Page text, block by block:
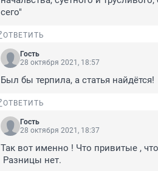
сего"
ОТВЕТИТЬ
Гость
28 октября 2021, 18:57
Был бы терпила, а статья найдётся!
ОТВЕТИТЬ
Гость
28 октября 2021, 18:37
Так вот именно ! Что привитые ,
Разницы нет.